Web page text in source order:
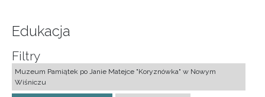
Edukacja
Filtry
Muzeum Pamiątek po Janie Matejce "Koryznówka" w Nowym
Wiśniczu